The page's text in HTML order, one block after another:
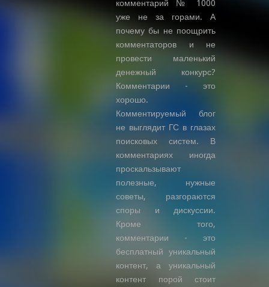
комментарий № 1000
уже не за горами. А
почему бы не поощрить
комментаторов и не
провести маленький
денежный конкурс?
Комментарии - это
хорошо.
Комментируемый блог
не выглядит ГС в глазах
поисковых систем. В
комментариях иногда
проскальзывают
полезные, нужные
советы, разгораются
споры и дискуссии.
Кроме того,
комментарии - это
бесплатный уникальный
контент, а уникальный
контент порой стоит